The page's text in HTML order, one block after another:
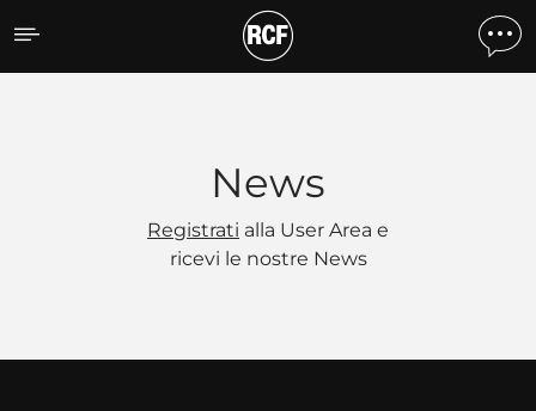
News
News
Registrati alla User Area e
ricevi le nostre News